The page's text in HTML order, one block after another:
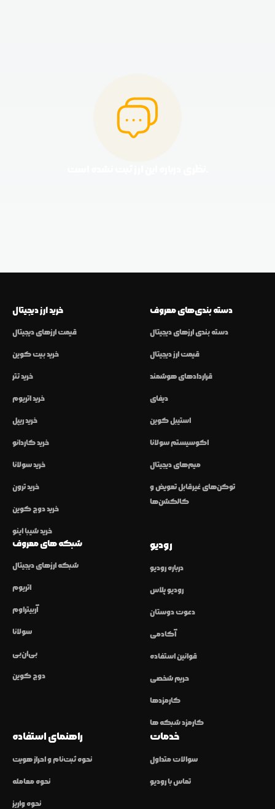
خرید ارز دیجیتال
قیمت ارزهای دیجیتال
خرید بیت کوین
خرید تتر
خرید اتریوم
خرید ریپل
خرید کاردانو
خرید سولانا
خرید ترون
خرید دوج کوین
خرید شیبا اینو
دسته بندی‌های معروف
دسته بندی ارزهای دیجیتال
قیمت ارز دیجیتال
قراردادهای هوشمند
دیفای
استیبل کوین
اکوسیستم سولانا
میم‌های دیجیتال
توکن‌های غیرقابل تعویض و
کالکشن‌ها
شبکه های معروف
شبکه ارزهای دیجیتال
اتریوم
آربیتراوم
سولانا
بی‌ان‌بی
دوج کوین
رودیو
درباره رودیو
رودیو پلاس
دعوت دوستان
آکادمی
قوانین استفاده
حریم شخصی
کارمزدها
کارمزد شبکه ها
راهنمای استفاده
نحوه ثبت‌نام و احراز هویت
نحوه معامله
نحوه واریز
خدمات
سوالات متداول
تماس با رودیو